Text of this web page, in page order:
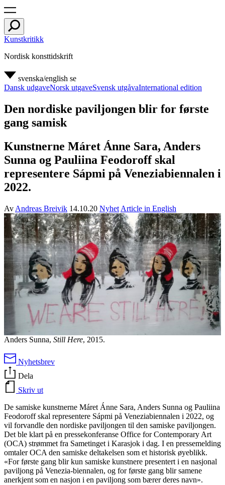
Kunstkritikk
Nordisk konsttidskrift
svenska/english se
Dansk udgaveNorsk utgaveSvensk utgåvaInternational edition
Den nordiske paviljongen blir for første
gang samisk
Kunstnerne Máret Ánne Sara, Anders
Sunna og Pauliina Feodoroff skal
representere Sápmi på Veneziabiennalen i
2022.
Av Andreas Breivik 14.10.20 Nyhet Article in English
Anders Sunna, Still Here, 2015.
Nyhetsbrev
Dela
Skriv ut
De samiske kunstnerne Máret Ánne Sara, Anders Sunna og Pauliina
Feodoroff skal representere Sápmi på Veneziabiennalen i 2022, og
vil forvandle den nordiske paviljongen til den samiske paviljongen.
Det ble klart på en pressekonferanse Office for Contemporary Art
(OCA) strømmet fra Sametinget i Karasjok i dag. I en pressemelding
omtaler OCA den samiske deltakelsen som et historisk øyeblikk.
«For første gang blir kun samiske kunstnere presentert i en nasjonal
paviljong på Venezia-biennalen, og for første gang blir samene
anerkjent som en nasjon i en paviljong som bærer deres navn».